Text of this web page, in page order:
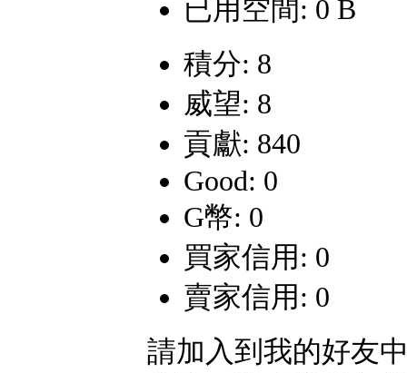
已用空間: 0 B
積分: 8
威望: 8
貢獻: 840
Good: 0
G幣: 0
買家信用: 0
賣家信用: 0
請加入到我的好友